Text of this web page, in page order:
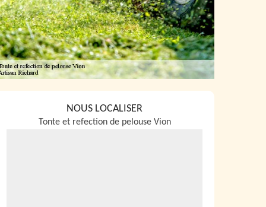
NOUS LOCALISER
Tonte et refection de pelouse Vion